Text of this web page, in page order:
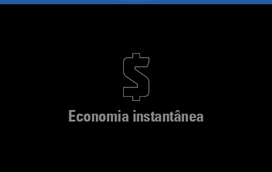
Economia instantânea